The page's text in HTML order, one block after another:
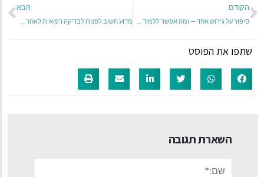
הקודם הבא
שתפו את הפוסט
השארת תגובה